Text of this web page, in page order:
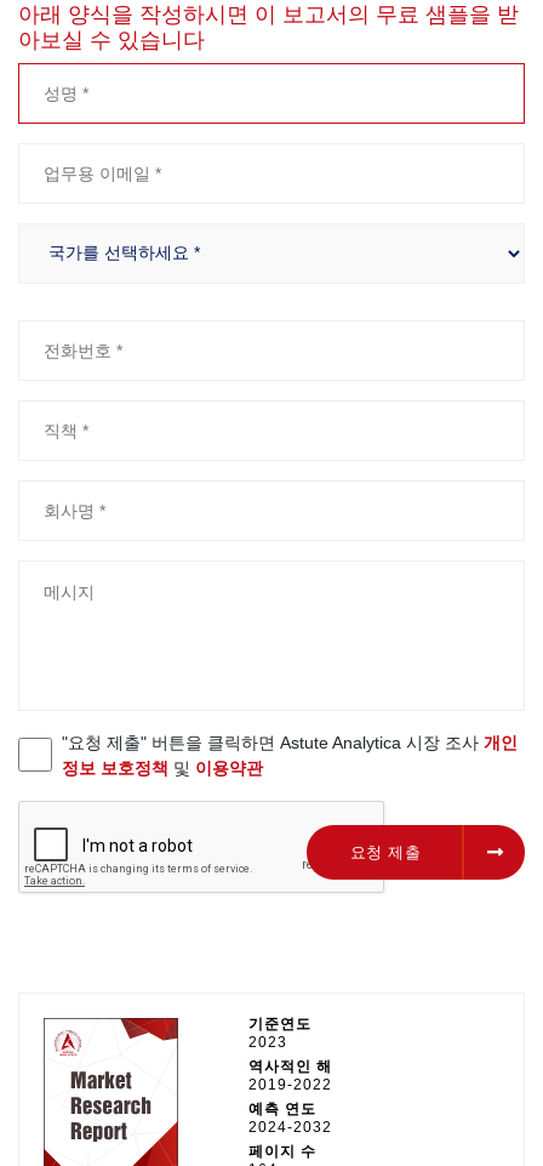
아래 양식을 작성하시면 이 보고서의 무료 샘플을 받
아보실 수 있습니다
"요청 제출" 버튼을 클릭하면 Astute Analytica 시장 조사개인
정보 보호정책 및 이용약관
요청 제출 요청 제출
기준연도
2023
역사적인 해
2019-2022
예측 연도
2024-2032
페이지 수